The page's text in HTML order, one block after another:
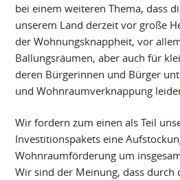
bei einem weiteren Thema, dass
unserem Land derzeit vor große
der Wohnungsknappheit, vor
Ballungsräumen, aber auch für
deren Bürgerinnen und Bürger
und Wohnraumverknappung
Wir fordern zum einen als Teil
Investitionspakets eine
Wohnraumförderung um
Wir sind der Meinung, dass durch